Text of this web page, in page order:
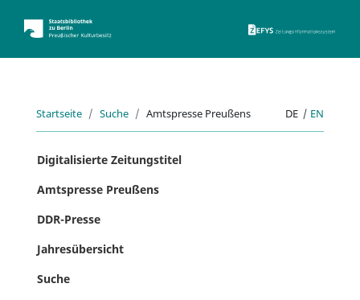
Startseite Suche Amtspresse Preußens DE | EN
Digitalisierte Zeitungstitel
Amtspresse Preußens
DDR-Presse
Jahresübersicht
Suche